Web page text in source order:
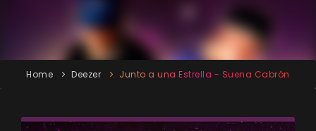
Home Deezer Junto a una Estrella - Suena Cabrón